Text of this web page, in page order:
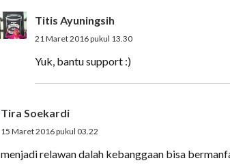
Titis Ayuningsih
21 Maret 2016 pukul 13.30
Yuk, bantu support :)
Tira Soekardi
15 Maret 2016 pukul 03.22
menjadi relawan dalah kebanggaan bisa